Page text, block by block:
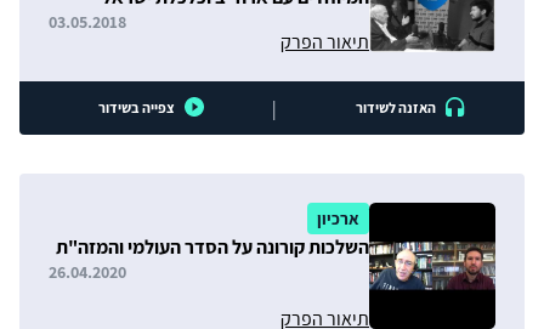
תיאור הפרק
03.05.2018
האזנה לשידור | צפייה בשידור
ארכיון
השלכות קורונה על הסדר העולמי והמזה"ת
תיאור הפרק
26.04.2020